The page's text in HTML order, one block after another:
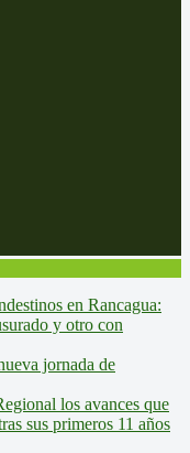
en Rancagua:
y otro con
jornada de
los avances que
sus primeros 11 años